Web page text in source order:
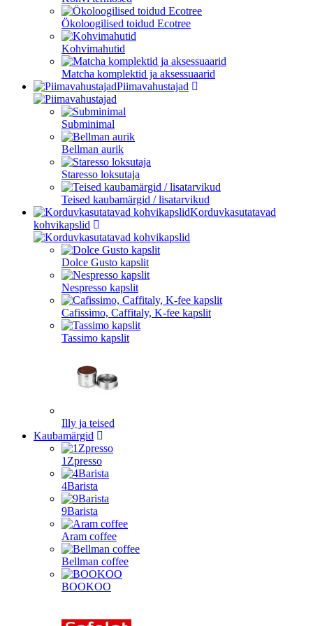
Ökoloogilised toidud Ecotree
Kohvimahutid
Matcha komplektid ja aksessuaarid
Piimavahustajad
Subminimal
Bellman aurik
Staresso loksutaja
Teised kaubamärgid / lisatarvikud
Korduvkasutatavad
kohvikapslid
Dolce Gusto kapslit
Nespresso kapslit
Cafissimo, Caffitaly, K-fee kapslit
Tassimo kapslit
Illy ja teised
Kaubamärgid
1Zpresso
4Barista
9Barista
Aram coffee
Bellman coffee
BOOKOO